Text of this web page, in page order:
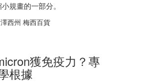
規畫的一部分。
西州 梅西百貨
獲免疫力？專
根據